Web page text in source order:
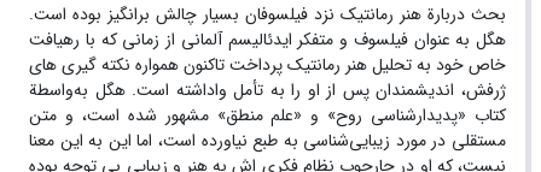
بحث دربارة هنر رمانتیک نزد فیلسوفان بسیار چالش برانگیز بوده است.
هگل به عنوان فیلسوف و متفکر ایدئالیسم آلمانی از زمانی که با رهیافت
خاص خود به تحلیل هنر رمانتیک پرداخت تاکنون همواره نکته گیری های
ژرفش، اندیشمندان پس از او را به تأمل واداشته است. هگل به‌واسطة
کتاب «پدیدارشناسی روح» و «علم منطق» مشهور شده است، و متن
مستقلی در مورد زیبایی‌شناسی به طبع نیاورده است، اما این به این معنا
نیست، که او در چارچوب نظام فکری اش به هنر و زیبایی بی توجه بوده